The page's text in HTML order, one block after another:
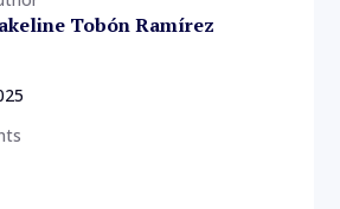
Tobón Ramírez